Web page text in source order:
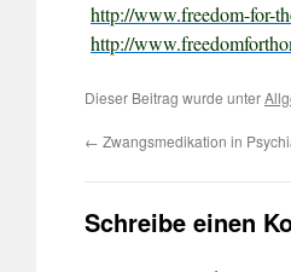
http://www.freedom-for-
http://
Dieser Beitrag wurde unter
← Zwangsmedikation in
Schreibe einen